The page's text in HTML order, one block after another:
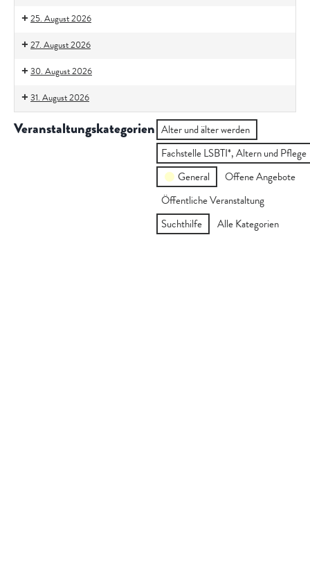
25. August 2026
27. August 2026
30. August 2026
31. August 2026
Veranstaltungskategorien Alter und älter werden
Fachstelle LSBTI*, Altern und Pflege
General
Offene Angebote
Öffentliche Veranstaltung
Suchthilfe
Alle Kategorien